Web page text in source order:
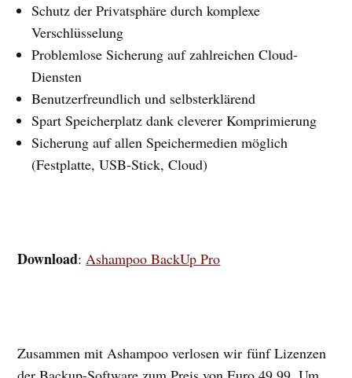
Schutz der Privatsphäre durch komplexe
Verschlüsselung
Problemlose Sicherung auf zahlreichen Cloud-
Diensten
Benutzerfreundlich und selbsterklärend
Spart Speicherplatz dank cleverer Komprimierung
Sicherung auf allen Speichermedien möglich
(Festplatte, USB-Stick, Cloud)
Download:Ashampoo BackUp Pro
Zusammen mit Ashampoo verlosen wir fünf Lizenzen